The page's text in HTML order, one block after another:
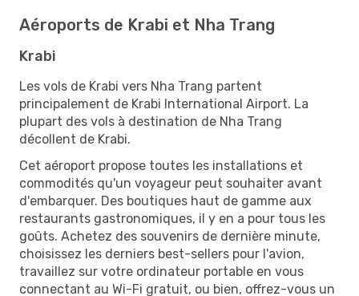
Aéroports de Krabi et Nha Trang
Krabi
Les vols de Krabi vers Nha Trang partent
principalement de Krabi International Airport. La
plupart des vols à destination de Nha Trang
décollent de Krabi.
Cet aéroport propose toutes les installations et
commodités qu'un voyageur peut souhaiter avant
d'embarquer. Des boutiques haut de gamme aux
restaurants gastronomiques, il y en a pour tous les
goûts. Achetez des souvenirs de dernière minute,
choisissez les derniers best-sellers pour l'avion,
travaillez sur votre ordinateur portable en vous
connectant au Wi-Fi gratuit, ou bien, offrez-vous un